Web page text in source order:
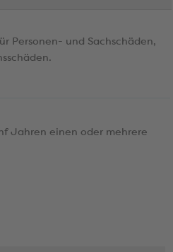
Personen- und Sachschäden,
Jahren einen oder mehrere